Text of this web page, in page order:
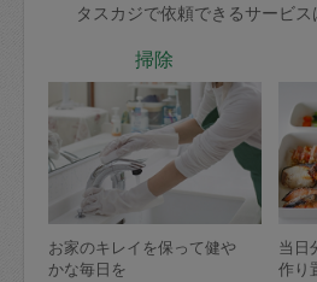
タスカジで依頼できるサービス
掃除
お家のキレイを保って健や
かな毎日を
当日
作り